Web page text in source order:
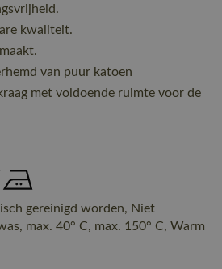
kwaliteit.
van puur katoen
met voldoende ruimte voor de
gereinigd worden, Niet
max. 40° C, max. 150° C, Warm